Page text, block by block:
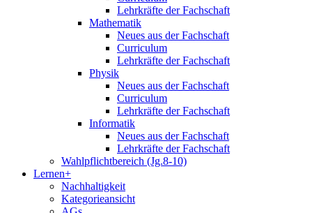
Lehrkräfte der Fachschaft
Mathematik
Neues aus der Fachschaft
Curriculum
Lehrkräfte der Fachschaft
Physik
Neues aus der Fachschaft
Curriculum
Lehrkräfte der Fachschaft
Informatik
Neues aus der Fachschaft
Lehrkräfte der Fachschaft
Wahlpflichtbereich (Jg.8-10)
Lernen+
Nachhaltigkeit
Kategorieansicht